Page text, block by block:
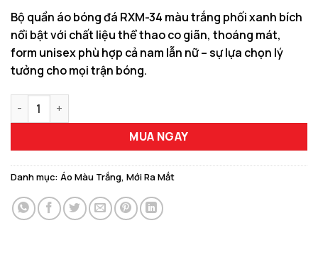
gốc
là:
150.000 ₫.
hiện
tại
là:
129.000 ₫.
Bộ quần áo bóng đá RXM-34 màu trắng phối xanh bích
nổi bật với chất liệu thể thao co giãn, thoáng mát,
form unisex phù hợp cả nam lẫn nữ – sự lựa chọn lý
tưởng cho mọi trận bóng.
Bộ Quần Áo Bóng Đá RXM-34 Màu Trắng Năng Động số lượng
MUA NGAY
Danh mục: Áo Màu Trắng, Mới Ra Mắt